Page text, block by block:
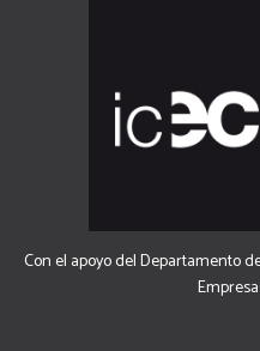
Con el apoyo del Departamento